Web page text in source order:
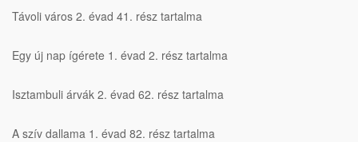
Távoli város 2. évad 41. rész tartalma
Egy új nap ígérete 1. évad 2. rész tartalma
Isztambuli árvák 2. évad 62. rész tartalma
A szív dallama 1. évad 82. rész tartalma